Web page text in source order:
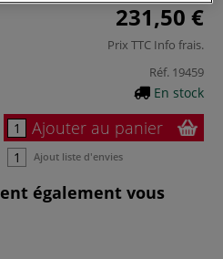
231,50 €
Prix TTC Info frais.
Réf. 19459
En stock
Ajouter au panier
Ajout liste d'envies
également vous